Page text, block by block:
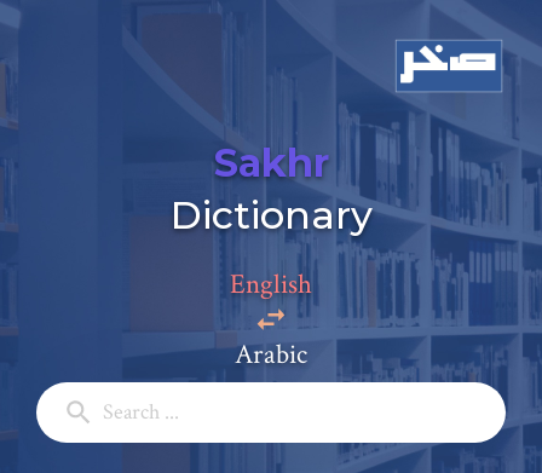
Sakhr
Dictionary
English
Arabic
Add a comment
Email: *